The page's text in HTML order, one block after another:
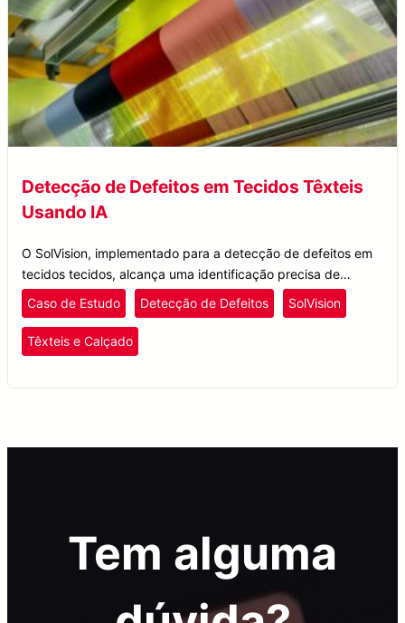
Detecção de Defeitos em Tecidos Têxteis
Usando IA
O SolVision, implementado para a detecção de defeitos em
tecidos tecidos, alcança uma identificação precisa de
defeitos nos têxteis utilizando a tecnologia de visão rápida
de IA da Solomon.
Caso de Estudo Detecção de Defeitos SolVision
Têxteis e Calçado
Tem alguma